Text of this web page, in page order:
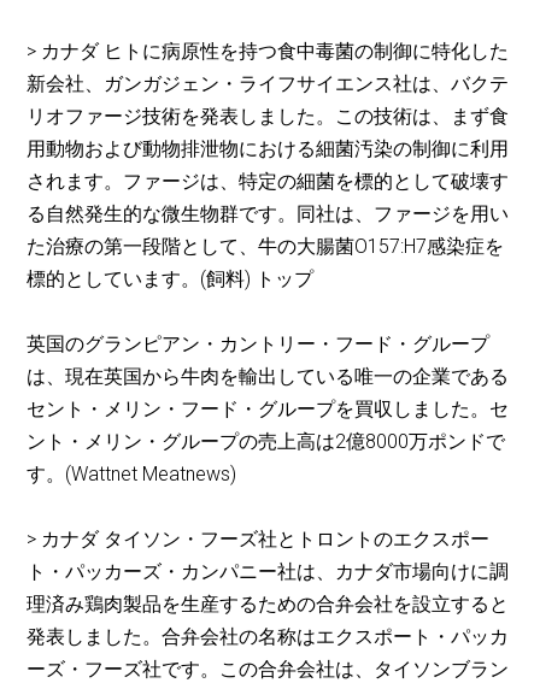
> カナダ ヒトに病原性を持つ食中毒菌の制御に特化した
新会社、ガンガジェン・ライフサイエンス社は、バクテ
リオファージ技術を発表しました。この技術は、まず食
用動物および動物排泄物における細菌汚染の制御に利用
されます。ファージは、特定の細菌を標的として破壊す
る自然発生的な微生物群です。同社は、ファージを用い
た治療の第一段階として、牛の大腸菌O157:H7感染症を
標的としています。(飼料) トップ
英国のグランピアン・カントリー・フード・グループ
は、現在英国から牛肉を輸出している唯一の企業である
セント・メリン・フード・グループを買収しました。セ
ント・メリン・グループの売上高は2億8000万ポンドで
す。(Wattnet Meatnews)
> カナダ タイソン・フーズ社とトロントのエクスポー
ト・パッカーズ・カンパニー社は、カナダ市場向けに調
理済み鶏肉製品を生産するための合弁会社を設立すると
発表しました。合弁会社の名称はエクスポート・パッカ
ーズ・フーズ社です。この合弁会社は、タイソンブラン